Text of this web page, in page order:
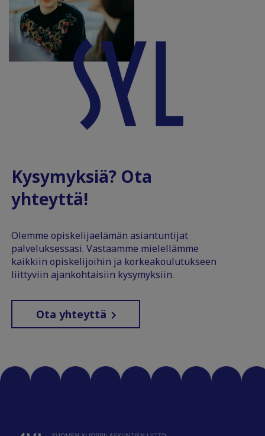
Kysymyksiä? Ota
yhteyttä!
Olemme opiskelijaelämän asiantuntijat
palveluksessasi. Vastaamme mielellämme
kaikkiin opiskelijoihin ja korkeakoulutukseen
liittyviin ajankohtaisiin kysymyksiin.
Ota yhteyttä